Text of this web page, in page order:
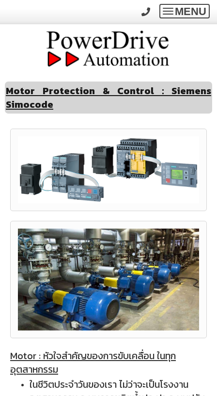
Toggle
MENU
Motor Protection & Control : Siemens
Simocode
Motor : หัวใจสำคัญของการขับเคลื่อน ในทุก
อุตสาหกรรม
ในชีวิตประจำวันของเรา ไม่ว่าจะเป็นโรงงาน